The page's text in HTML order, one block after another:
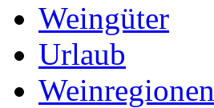
Weingüter
Urlaub
Weinregionen